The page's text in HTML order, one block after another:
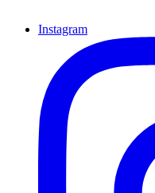
Instagram